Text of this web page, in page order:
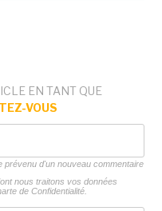
EN TANT QUE
VOUS
prévenu d'un nouveau commentaire
nous traitons vos données
de Confidentialité.